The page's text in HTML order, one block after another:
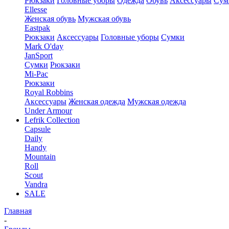
Ellesse
Женская обувь Мужская обувь
Eastpak
Рюкзаки Аксессуары Головные уборы Сумки
Mark O'day
JanSport
Сумки Рюкзаки
Mi-Pac
Рюкзаки
Royal Robbins
Аксессуары Женская одежда Мужская одежда
Under Armour
Lefrik Collection
Capsule
Daily
Handy
Mountain
Roll
Scout
Vandra
SALE
Главная
-